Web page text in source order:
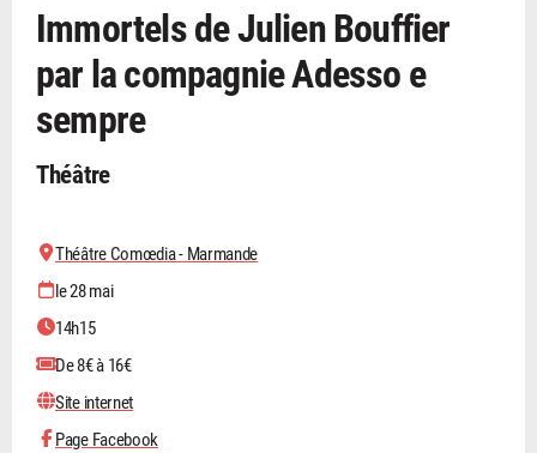
Immortels de Julien Bouffier
par la compagnie Adesso e
sempre
Théâtre
Théâtre Comœdia - Marmande
le 28 mai
14h15
De 8€ à 16€
Site internet
Page Facebook